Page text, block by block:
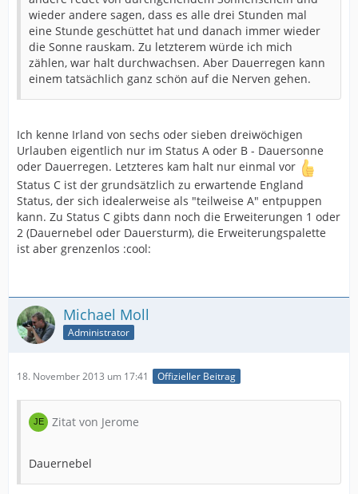
wieder andere sagen, dass es alle drei Stunden mal
eine Stunde geschüttet hat und danach immer wieder
die Sonne rauskam. Zu letzterem würde ich mich
zählen, war halt durchwachsen. Aber Dauerregen kann
einem tatsächlich ganz schön auf die Nerven gehen.
Ich kenne Irland von sechs oder sieben dreiwöchigen
Urlauben eigentlich nur im Status A oder B - Dauersonne
oder Dauerregen. Letzteres kam halt nur einmal vor
Status C ist der grundsätzlich zu erwartende England
Status, der sich idealerweise als "teilweise A" entpuppen
kann. Zu Status C gibts dann noch die Erweiterungen 1 oder
2 (Dauernebel oder Dauersturm), die Erweiterungspalette
ist aber grenzenlos :cool:
Michael Moll
Administrator
18. November 2013 um 17:41 Offizieller Beitrag
Zitat von Jerome
Dauernebel